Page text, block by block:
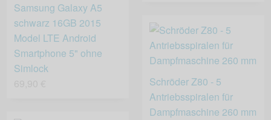
Samsung Galaxy A5
schwarz 16GB 2015
Model LTE Android
Smartphone 5" ohne
Simlock
Schröder Z80 - 5
Antriebsspiralen für
Dampfmaschine 260 mm